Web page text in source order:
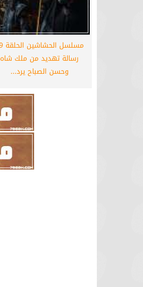
رسالة تهديد من ملك شاه
وحسن الصباح يرد...